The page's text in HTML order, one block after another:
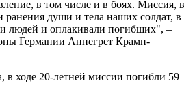
в том числе и в боях. Миссия, в
ранения души и тела наших солдат, в
людей и оплакивали погибших", –
Германии Аннегрет Крамп-
в ходе 20-летней миссии погибли 59